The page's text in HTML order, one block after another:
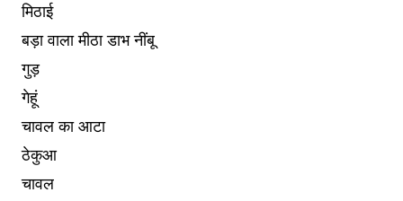
मिठाई
बड़ा वाला मीठा डाभ नींबू
गुड़
गेहूं
चावल का आटा
ठेकुआ
चावल